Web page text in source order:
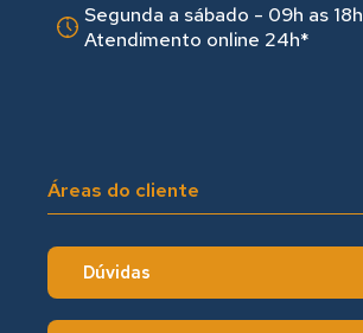
Segunda a sábado - 09h as 18hㅤㅤ
Atendimento online 24h*
Áreas do cliente
Dúvidas